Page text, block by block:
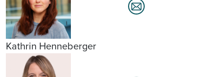
Kathrin Henneberger